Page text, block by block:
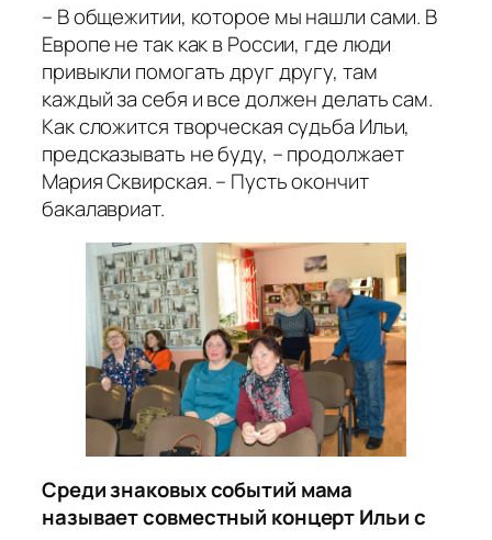
– В общежитии, которое мы нашли сами. В
Европе не так как в России, где люди
привыкли помогать друг другу, там
каждый за себя и все должен делать сам.
Как сложится творческая судьба Ильи,
предсказывать не буду, – продолжает
Мария Сквирская. – Пусть окончит
бакалавриат.
Среди знаковых событий мама
называет совместный концерт Ильи с